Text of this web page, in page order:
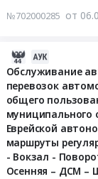
№702000285 от
Обслуживание
перевозок
общего
муниципального
Еврейской
маршруты
- Вокзал -
Осенняя – ДСМ –